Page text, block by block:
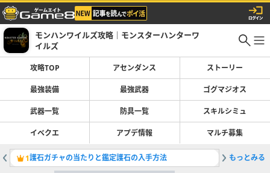
モンハンワイルズ攻略｜モンスターハンターワ
イルズ
攻略TOP アセンダンス ストーリー
最強装備 最強武器 ゴグマジオス
武器一覧 防具一覧 スキルシミュ
イベクエ アプデ情報 マルチ募集
1護石ガチャの当たりと鑑定護石の入手方法 2ライト
もっとみる